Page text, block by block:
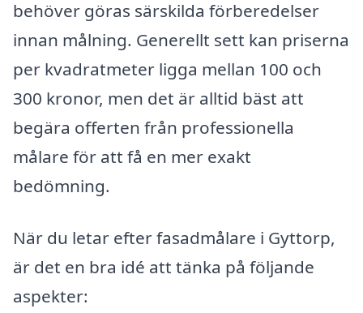
behöver göras särskilda förberedelser
innan målning. Generellt sett kan priserna
per kvadratmeter ligga mellan 100 och
300 kronor, men det är alltid bäst att
begära offerten från professionella
målare för att få en mer exakt
bedömning.
När du letar efter fasadmålare i Gyttorp,
är det en bra idé att tänka på följande
aspekter: